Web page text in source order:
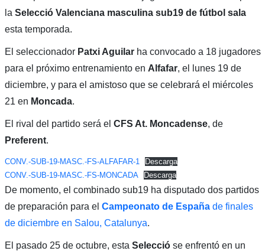
la Selecció Valenciana masculina sub19 de fútbol sala
esta temporada.
El seleccionador Patxi Aguilar ha convocado a 18 jugadores
para el próximo entrenamiento en Alfafar, el lunes 19 de
diciembre, y para el amistoso que se celebrará el miércoles
21 en Moncada.
El rival del partido será el CFS At. Moncadense, de
Preferent.
CONV.-SUB-19-MASC.-FS-ALFAFAR-1
Descarga
CONV.-SUB-19-MASC.-FS-MONCADA
Descarga
De momento, el combinado sub19 ha disputado dos partidos
de preparación para el Campeonato de España de finales
de diciembre en Salou, Catalunya.
El pasado 25 de octubre, esta Seleccióse enfrentó en un